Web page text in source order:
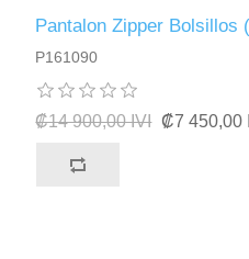
Pantalon Zipper Bolsillos
P161090
₡14 900,00 IVI ₡7 450,00